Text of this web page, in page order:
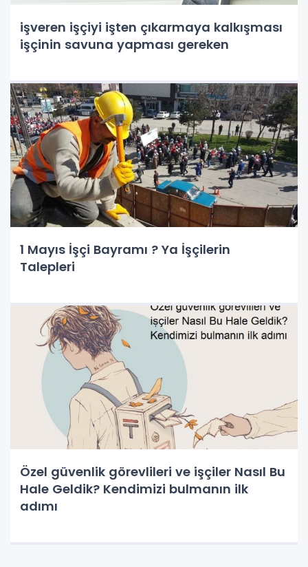
işveren işçiyi işten çıkarmaya kalkışması
işçinin savuna yapması gereken
1 Mayıs İşçi Bayramı ? Ya İşçilerin
Talepleri
Özel güvenlik görevlileri ve işçiler Nasıl Bu
Hale Geldik? Kendimizi bulmanın ilk
adımı